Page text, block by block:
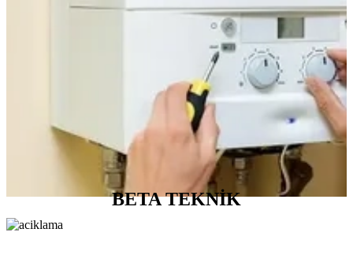
BETA TEKNİK